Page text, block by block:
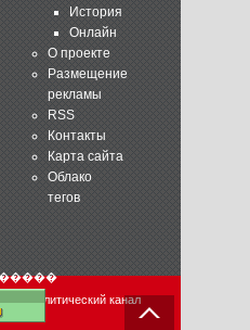
История
Онлайн
О проекте
Размещение
рекламы
RSS
Контакты
Карта сайта
Облако
тегов
аналитический канал